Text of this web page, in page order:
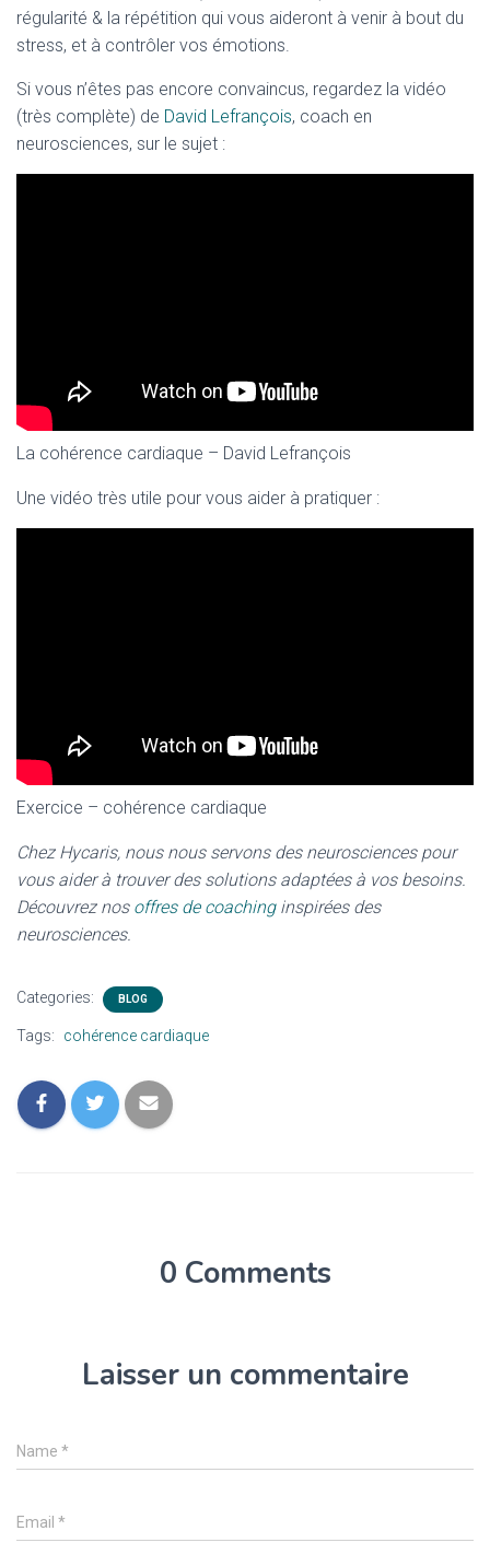
régularité & la répétition qui vous aideront à venir à bout du
stress, et à contrôler vos émotions.
Si vous n’êtes pas encore convaincus, regardez la vidéo
(très complète) de David Lefrançois, coach en
neurosciences, sur le sujet :
La cohérence cardiaque – David Lefrançois
Une vidéo très utile pour vous aider à pratiquer :
Exercice – cohérence cardiaque
Chez Hycaris, nous nous servons des neurosciences pour
vous aider à trouver des solutions adaptées à vos besoins.
Découvrez nos offres de coaching inspirées des
neurosciences.
Categories: BLOG
Tags: cohérence cardiaque
0 Comments
Laisser un commentaire
Name *
Email *